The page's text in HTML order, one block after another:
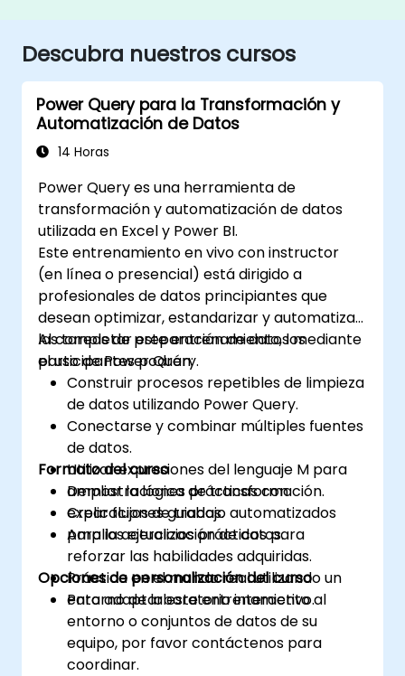
Descubra nuestros cursos
Power Query para la Transformación y
Automatización de Datos
14 Horas
Power Query es una herramienta de
transformación y automatización de datos
utilizada en Excel y Power BI.
Este entrenamiento en vivo con instructor
(en línea o presencial) está dirigido a
profesionales de datos principiantes que
desean optimizar, estandarizar y automatizar
las tareas de preparación de datos mediante
el uso de Power Query.
Al completar este entrenamiento, los
participantes podrán:
Construir procesos repetibles de limpieza
de datos utilizando Power Query.
Conectarse y combinar múltiples fuentes
de datos.
Utilizar expresiones del lenguaje M para
ampliar la lógica de transformación.
Crear flujos de trabajo automatizados
para la actualización de datos.
Formato del curso
Demostraciones prácticas con
explicaciones guiadas.
Amplios ejercicios prácticos para
reforzar las habilidades adquiridas.
Práctica en el mundo real utilizando un
entorno de laboratorio interactivo.
Opciones de personalización del curso
Para adaptar este entrenamiento al
entorno o conjuntos de datos de su
equipo, por favor contáctenos para
coordinar.